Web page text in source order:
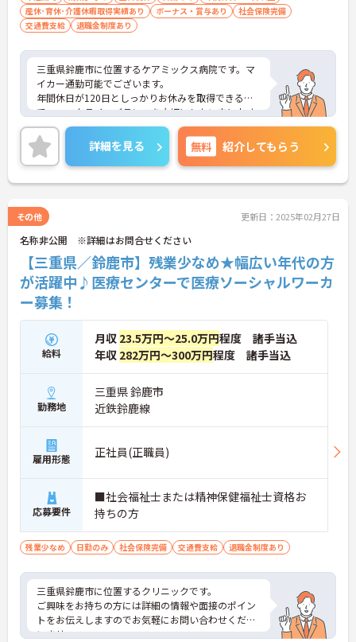
産休･育休･介護休暇取得実績あり
ボーナス・賞与あり
社会保険完備
交通費支給
退職金制度あり
三重県鈴鹿市に位置するケアミックス病院です。マ
イカー通勤可能でございます。
年間休日が120日としっかりお休みを取得できるの
で、ワークライフバランスを大切にしたい方におす
すめです。
昇給や賞与制度があり頑張りが評価されてしっかり
と職員に還元されます。賞与は計4.7ヶ月分の支給実
績と嬉しい高待遇です。
ご興味のある方には、面接対策ポイントなど、さら
さい！
詳細を見る 無料 紹介してもらう
その他 更新日：2025年02月27日
名称非公開 ※詳細はお問合せください
【三重県／鈴鹿市】残業少なめ★幅広い年代の方
が活躍中♪医療センターで医療ソーシャルワーカ
ー募集！
給料
月収 23.5万円～25.0万円程度 諸手当込
年収 282万円～300万円程度 諸手当込
勤務地
三重県 鈴鹿市
近鉄鈴鹿線
雇用形態 正社員(正職員)
応募要件
■社会福祉士または精神保健福祉士資格お
持ちの方
残業少なめ 日勤のみ 社会保険完備 交通費支給 退職金制度あり
三重県鈴鹿市に位置するクリニックです。
ご興味をお持ちの方には詳細の情報や面接のポイン
トをお伝えしますのでお気軽にお問い合わせくださ
いませ。